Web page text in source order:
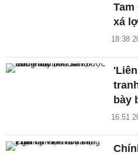
xá
18:38
bày
16:51